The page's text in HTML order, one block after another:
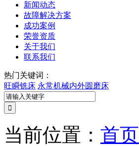
新闻动态
故障解决方案
成功案例
荣誉资质
关于我们
联系我们
热门关键词：
旺瞬铣床 永常机械内外圆磨床
当前位置： 首页